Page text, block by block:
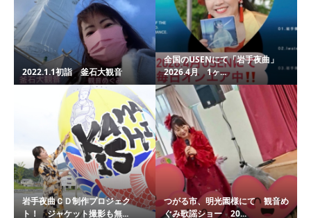
2022.1.1初詣 釜石大観音
全国のUSENにて「岩手夜曲」
2026.4月 1ヶ...
岩手夜曲ＣＤ制作プロジェク
ト！ ジャケット撮影も無...
つがる市、明光園様にて 観音め
ぐみ歌謡ショー 20...